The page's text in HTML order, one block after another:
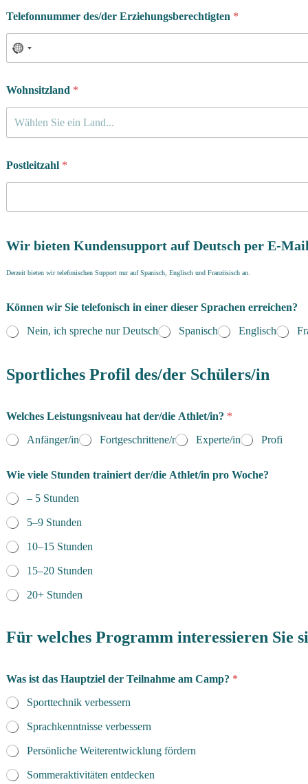
Telefonnummer des/der Erziehungsberechtigten *
Wohnsitzland *
Wählen Sie ein Land...
Postleitzahl *
Wir bieten Kundensupport auf Deutsch per E-
Derzeit bieten wir telefonischen Support nur auf Spanisch, Englisch und Französisch an.
Können wir Sie telefonisch in einer dieser Sprachen erreichen?
Nein, ich spreche nur Deutsch
Spanisch Englisch
Sportliches Profil des/der Schülers/in
Welches Leistungsniveau hat der/die Athlet/in? *
Anfänger/in
Fortgeschrittene/r Experte/in Profi
Wie viele Stunden trainiert der/die Athlet/in pro Woche?
– 5 Stunden
5–9 Stunden
10–15 Stunden
15–20 Stunden
20+ Stunden
Für welches Programm interessieren Sie
Was ist das Hauptziel der Teilnahme am Camp? *
Sporttechnik verbessern
Sprachkenntnisse verbessern
Persönliche Weiterentwicklung fördern
Sommeraktivitäten entdecken